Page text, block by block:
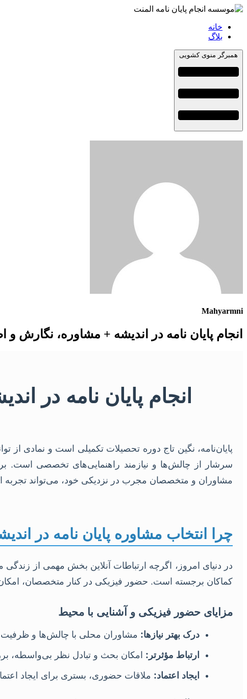
خانه
بلاگ
همبرگر منوی کشویی
Mahyarmni
انجام پایان نامه در اندیشه + مشاوره، نگارش
انجام پایان نامه در
پایان‌نامه، نگین تاج دوره تحصیلات تکمیلی است و نمادی از
سرشار از چالش‌ها و نیازمند راهنمایی‌های تخصصی است.
مشاوران و متخصصان مجرب در نزدیکی خود، می‌تواند تجربه
چرا انتخاب مشاوره پایان نامه در
در دنیای امروز، اگرچه ارتباطات آنلاین بخش مهمی از
کماکان برجسته است. حضور فیزیکی در کنار متخصصان،
مزایای حضور فیزیکی و آشنایی با محیط
درک بهتر نیازها: مشاوران محلی با چالش‌ها و
ارتباط مؤثرتر: امکان بحث و تبادل نظر بی‌واسطه،
ایجاد اعتماد: ملاقات حضوری، بستری برای ایجاد